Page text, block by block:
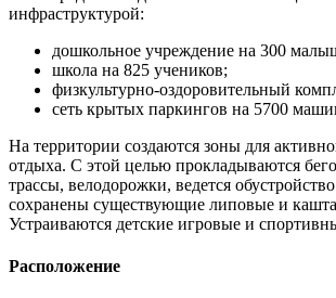
инфраструктурой:
дошкольное учреждение на 300
школа на 825 учеников;
физкультурно-оздоровительный
сеть крытых паркингов на 5700
На территории создаются зоны для
отдыха. С этой целью прокладываются
трассы, велодорожки, ведется
сохранены существующие липовые и
Устраиваются детские игровые и
Расположение